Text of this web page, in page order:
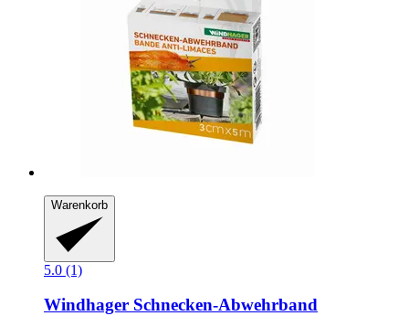
Warenkorb
5.0 (1)
Windhager Schnecken-​Abwehrband